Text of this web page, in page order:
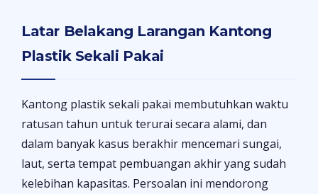
Latar Belakang Larangan Kantong
Plastik Sekali Pakai
Kantong plastik sekali pakai membutuhkan waktu
ratusan tahun untuk terurai secara alami, dan
dalam banyak kasus berakhir mencemari sungai,
laut, serta tempat pembuangan akhir yang sudah
kelebihan kapasitas. Persoalan ini mendorong